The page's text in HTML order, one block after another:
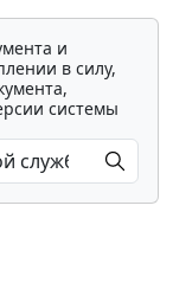
и
в силу,
системы